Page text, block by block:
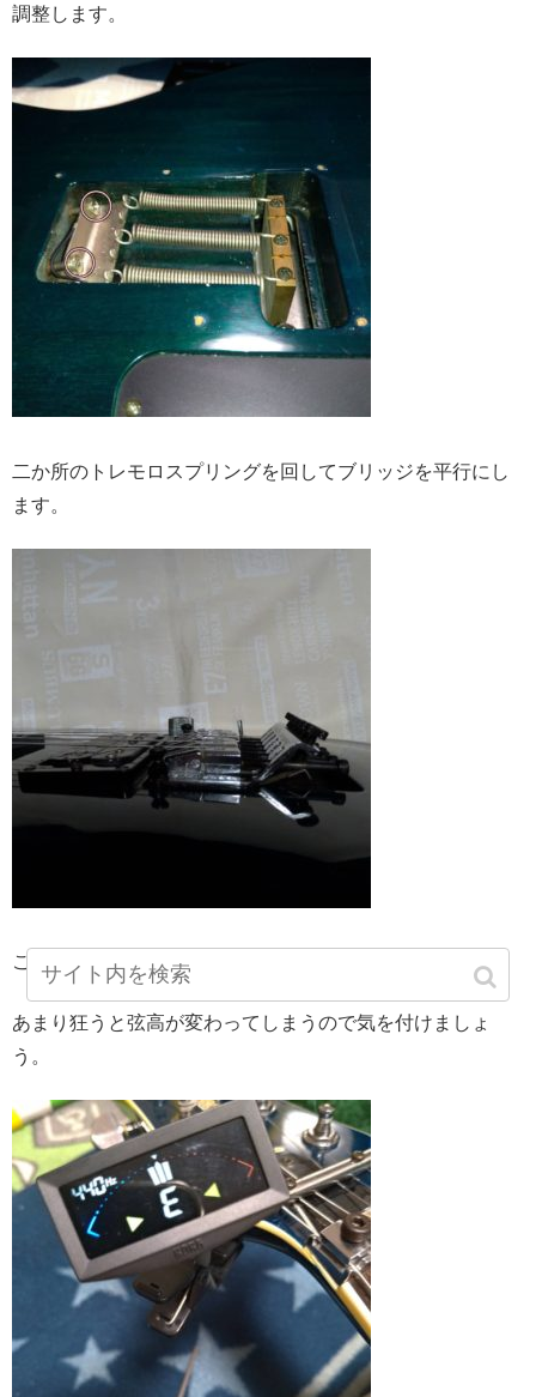
調整します。
二か所のトレモロスプリングを回してブリッジを平行にし
ます。
こんな感じで、『最初はテキトーで良いです』
あまり狂うと弦高が変わってしまうので気を付けましょ
う。